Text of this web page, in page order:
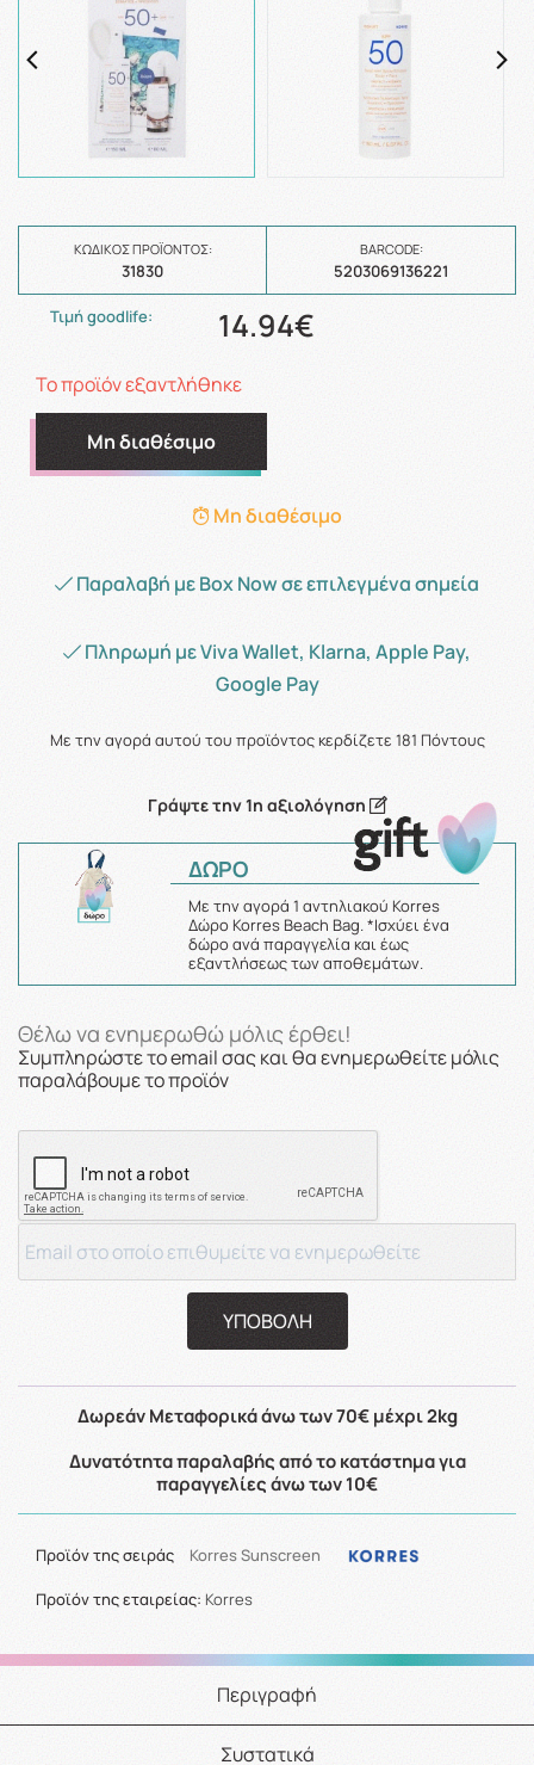
ΚΩΔΙΚΌΣ ΠΡΟΪΌΝΤΟΣ:
31830
BARCODE:
5203069136221
Τιμή goodlife: 14.94€
Το προϊόν εξαντλήθηκε
Μη διαθέσιμο
Μη διαθέσιμο
Παραλαβή με Box Now σε επιλεγμένα σημεία
Πληρωμή με Viva Wallet, Klarna, Apple Pay,
Google Pay
Με την αγορά αυτού του προϊόντος κερδίζετε 181 Πόντους
Γράψτε την 1η αξιολόγηση
ΔΩΡΟ
Με την αγορά 1 αντηλιακού Korres
Δώρο Korres Beach Bag. *Ισχύει ένα
δώρο ανά παραγγελία και έως
εξαντλήσεως των αποθεμάτων.
Θέλω να ενημερωθώ μόλις έρθει!
Συμπληρώστε το email σας και θα ενημερωθείτε μόλις
παραλάβουμε το προϊόν
ΥΠΟΒΟΛΗ
Δωρεάν Μεταφορικά άνω των 70€ μέχρι 2kg
Δυνατότητα παραλαβής από το κατάστημα για
παραγγελίες άνω των 10€
Προϊόν της σειράς Korres Sunscreen
Προϊόν της εταιρείας: Korres
Περιγραφή
Συστατικά